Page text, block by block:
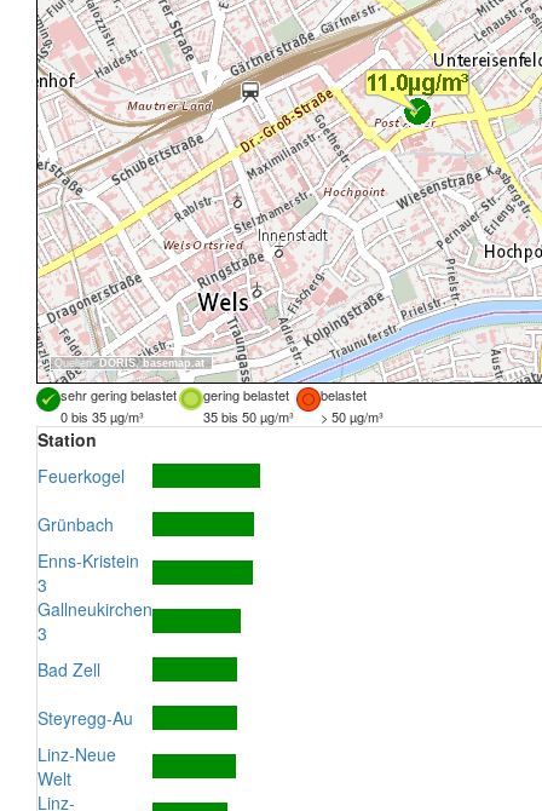
Quellen: DORIS, basemap.at
sehr gering belastet gering belastet
belastet
0 bis 35 µg/m³
35 bis 50 µg/m³ > 50 µg/m³
Station
Feuerkogel
Grünbach
Enns-Kristein
3
Gallneukirchen
3
Bad Zell
Steyregg-Au
Linz-Neue
Welt
Linz-